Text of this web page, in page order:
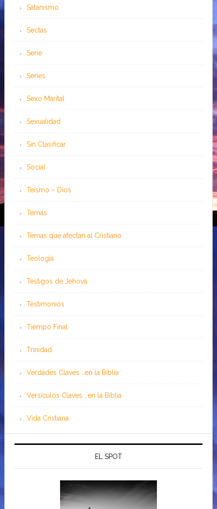
Satanismo
Sectas
Serie
Series
Sexo Marital
Sexualidad
Sin Clasificar
Social
Teísmo – Dios
Temas
Temas que afectan al Cristiano
Teología
Testigos de Jehová
Testimonios
Tiempo Final
Trinidad
Verdades Claves …en la Biblia
Versículos Claves …en la Biblia
Vida Cristiana
EL SPOT